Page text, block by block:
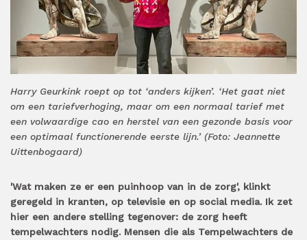
Harry Geurkink roept op tot ‘anders kijken’. ‘Het gaat niet
om een tariefverhoging, maar om een normaal tarief met
een volwaardige cao en herstel van een gezonde basis voor
een optimaal functionerende eerste lijn.’ (Foto: Jeannette
Uittenbogaard)
'Wat maken ze er een puinhoop van in de zorg', klinkt
geregeld in kranten, op televisie en op social media. Ik zet
hier een andere stelling tegenover: de zorg heeft
tempelwachters nodig. Mensen die als Tempelwachters de